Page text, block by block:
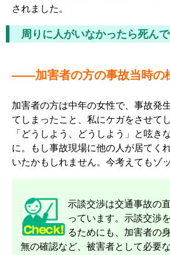
されました。
周りに人がいなかったら死ん
――加害者の方の事故当時の
加害者の方は中年の女性で、事故発
てしまったこと、私にケガをさせて
「どうしよう、どうしよう」と呟き
に。もし事故現場に他の人が居てく
いたかもしれません。今考えてもゾ
示談交渉は交通事故の
っています。示談交渉
るためにも、加害者の
無の確認など、被害者として必要